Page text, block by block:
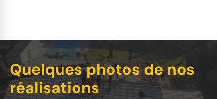
Quelques photos de nos
réalisations